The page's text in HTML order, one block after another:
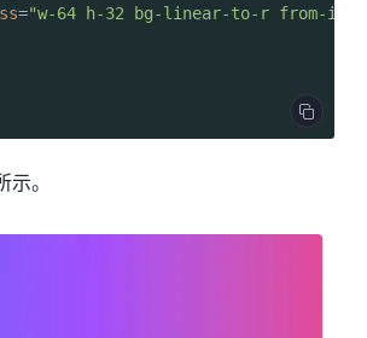
="w-64 h-32 bg-linear-to-r from-
。